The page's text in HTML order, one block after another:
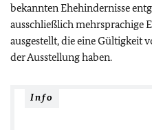
bekannten Ehehindernisse
ausschließlich mehrsprachige
ausgestellt, die eine Gültigkeit
der Ausstellung haben.
Info